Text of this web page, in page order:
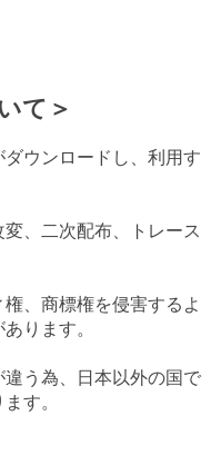
て＞
ダウンロードし、利用す
、二次配布、トレース
、商標権を侵害するよ
ります。
違う為、日本以外の国で
す。